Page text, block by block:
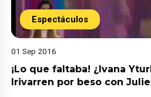
Espectáculos
01 Sep 2016
¡Lo que faltaba! ¿Ivana
Irivarren por beso con